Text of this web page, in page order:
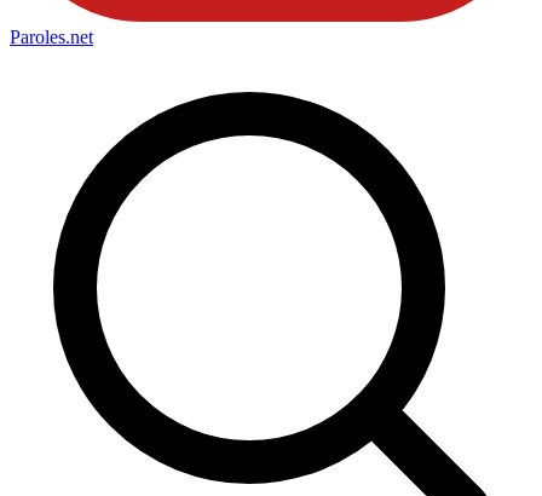
Paroles.net